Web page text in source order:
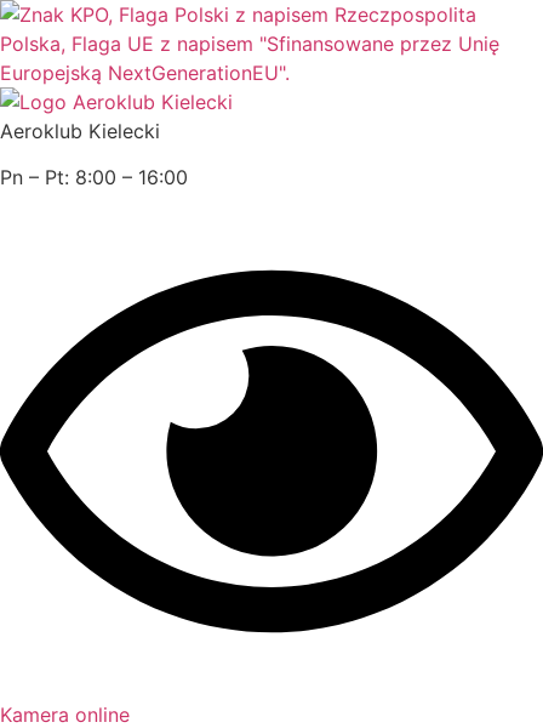
Przejdź
do
treści
Aeroklub Kielecki
Pn – Pt: 8:00 – 16:00
Kamera online